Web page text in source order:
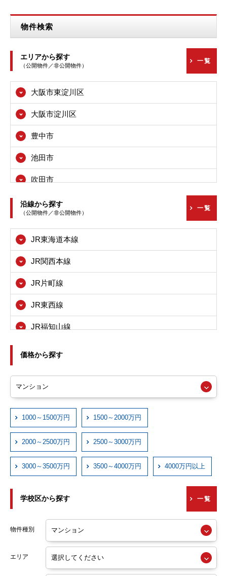
物件検索
エリアから探す
（公開物件／非公開物件）
一覧
大阪市東淀川区
大阪市淀川区
豊中市
池田市
吹田市
高槻市
茨木市
八尾市
寝屋川市
箕面市
東大阪市
尼崎市
西宮市
伊丹市
宝塚市
川西市
沿線から探す
（公開物件／非公開物件）
一覧
JR東海道本線
JR関西本線
JR片町線
JR東西線
JR福知山線
近鉄奈良線
近鉄信貴線
近鉄けいはんな線
近鉄西信貴ケーブル
京阪交野線
阪急神戸線
阪急宝塚線
阪急京都線
価格から探す
1000～1500万円 1500～2000万円
2000～2500万円 2500～3000万円
3000～3500万円 3500～4000万円 4000万円以上
学校区から探す 一覧
物件種別
エリア